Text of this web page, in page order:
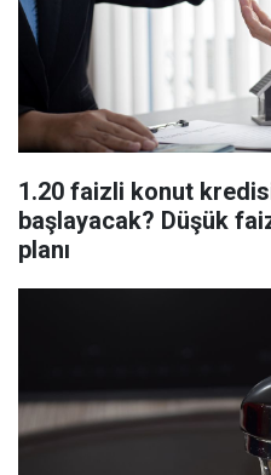
1.20 faizli konut
başlayacak? Düşük
planı